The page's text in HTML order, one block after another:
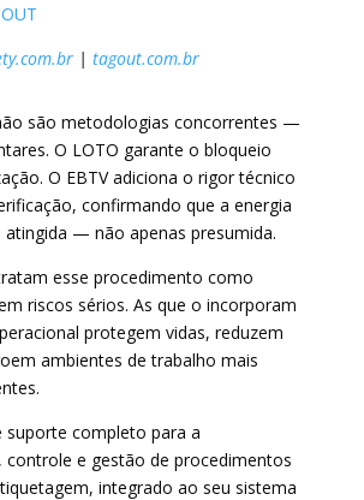
| tagout.com.br
são metodologias concorrentes —
O LOTO garante o bloqueio
O EBTV adiciona o rigor técnico
confirmando que a energia
— não apenas presumida.
esse procedimento como
riscos sérios. As que o incorporam
protegem vidas, reduzem
ambientes de trabalho mais
suporte completo para a
controle e gestão de procedimentos
integrado ao seu sistema